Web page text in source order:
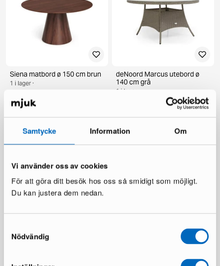
Samtycke Information Om
Vi använder oss av cookies
För att göra ditt besök hos oss så smidigt som möjligt.
Du kan justera dem nedan.
Nödvändig
Siena matbord ø 150 cm brun
1 i lager ·
Du sparar 116 €
deNoord Marcus utebord ø
140 cm grå
1 i lager ·
300 cm vit